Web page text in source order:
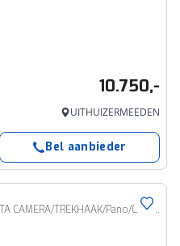
10.750,-
UITHUIZERMEEDEN
Bel aanbieder
NISSAN 1.3 DIG-T 140 PK N-CONNECTA CAMERA/TREKHAAK/Pano/CRUISE CONTROL